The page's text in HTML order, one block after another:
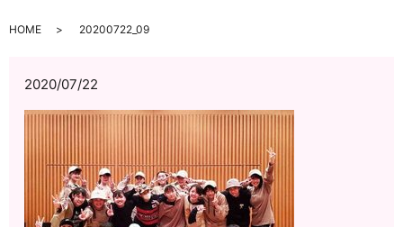
HOME 20200722_09
2020/07/22